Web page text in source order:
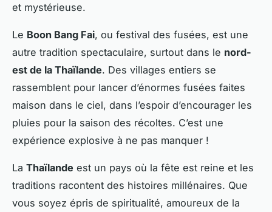
et mystérieuse.
Le Boon Bang Fai, ou festival des fusées, est une
autre tradition spectaculaire, surtout dans le nord-
est de la Thaïlande. Des villages entiers se
rassemblent pour lancer d’énormes fusées faites
maison dans le ciel, dans l’espoir d’encourager les
pluies pour la saison des récoltes. C’est une
expérience explosive à ne pas manquer !
La Thaïlande est un pays où la fête est reine et les
traditions racontent des histoires millénaires. Que
vous soyez épris de spiritualité, amoureux de la